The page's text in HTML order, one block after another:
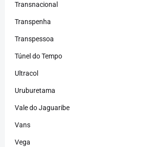
Transnacional
Transpenha
Transpessoa
Túnel do Tempo
Ultracol
Uruburetama
Vale do Jaguaribe
Vans
Vega